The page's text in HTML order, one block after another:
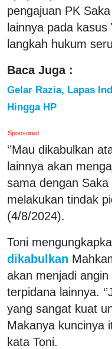
pengajuan PK
lainnya pada
langkah hukum
Baca Juga :
Gelar Razia, Lapas
Hingga HP
Sponsored
‘’Mau dikabulkan
lainnya akan
sama dengan
melakukan tindak
(4/8/2024).
Toni
dikabulkan
akan menjadi
terpidana lainnya.
yang sangat kuat
Makanya kuncinya
kata Toni.